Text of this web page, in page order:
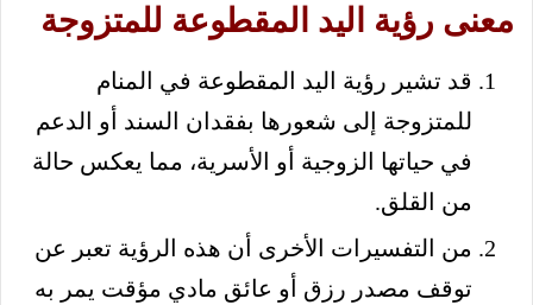
معنى رؤية اليد المقطوعة للمتزوجة
قد تشير رؤية اليد المقطوعة في المنام
للمتزوجة إلى شعورها بفقدان السند أو الدعم
في حياتها الزوجية أو الأسرية، مما يعكس حالة
من القلق.
من التفسيرات الأخرى أن هذه الرؤية تعبر عن
توقف مصدر رزق أو عائق مادي مؤقت يمر به